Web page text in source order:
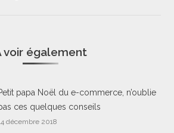
voir également
papa Noël du e-commerce, n’oublie
ces quelques conseils
décembre 2018